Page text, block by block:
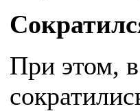
При этом,